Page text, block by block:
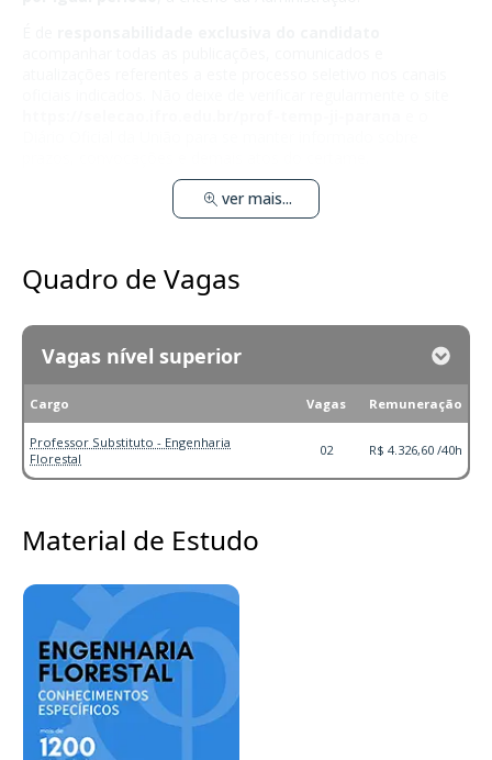
ver mais...
Quadro de Vagas
Vagas nível superior
Cargo Vagas Remuneração
Professor Substituto - Engenharia
Florestal
02 R$ 4.326,60 /40h
Material de Estudo